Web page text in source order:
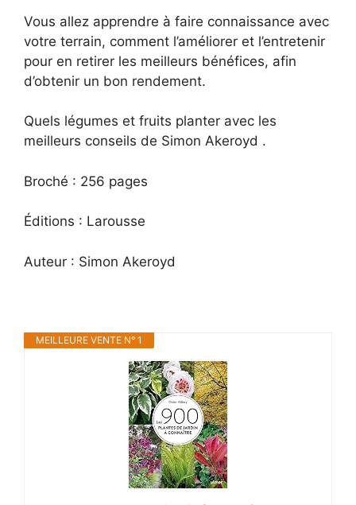
Vous allez apprendre à faire connaissance avec
votre terrain, comment l’améliorer et l’entretenir
pour en retirer les meilleurs bénéfices, afin
d’obtenir un bon rendement.
Quels légumes et fruits planter avec les
meilleurs conseils de Simon Akeroyd .
Broché : 256 pages
Éditions : Larousse
Auteur : Simon Akeroyd
MEILLEURE VENTE N° 1